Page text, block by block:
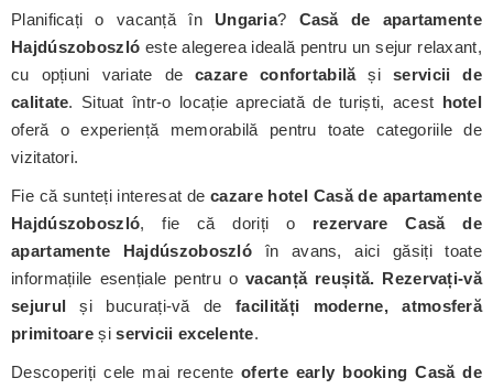
Planificați o vacanță în Ungaria? Casă de apartamente
Hajdúszoboszló este alegerea ideală pentru un sejur relaxant,
cu opțiuni variate decazare confortabilășiservicii de
calitate. Situat într-o locație apreciată de turiști, acest hotel
oferă o experiență memorabilă pentru toate categoriile de
vizitatori.
Fie că sunteți interesat decazare hotel Casă de apartamente
Hajdúszoboszló, fie că doriți o rezervare Casă de
apartamente Hajdúszoboszló în avans, aici găsiți toate
informațiile esențiale pentru ovacanță reușită. Rezervați-vă
sejurul și bucurați-vă defacilități moderne, atmosferă
primitoare șiservicii excelente.
Descoperiți cele mai recenteoferte early booking Casă de